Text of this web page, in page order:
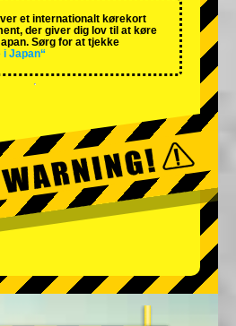
et internationalt kørekort
der giver dig lov til at køre
Sørg for at tjekke
Japan“